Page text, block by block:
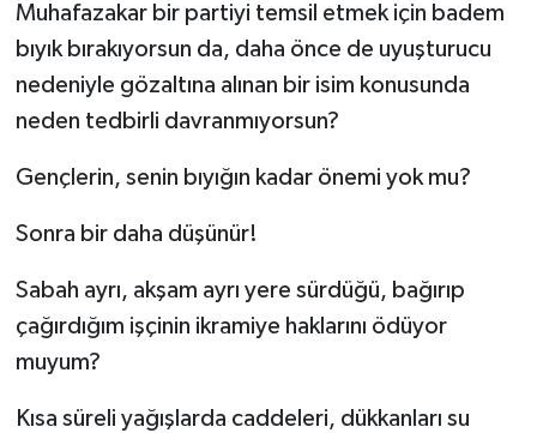
Muhafazakar bir partiyi temsil etmek için badem
bıyık bırakıyorsun da, daha önce de uyuşturucu
nedeniyle gözaltına alınan bir isim konusunda
neden tedbirli davranmıyorsun?
Gençlerin, senin bıyığın kadar önemi yok mu?
Sonra bir daha düşünür!
Sabah ayrı, akşam ayrı yere sürdüğü, bağırıp
çağırdığım işçinin ikramiye haklarını ödüyor
muyum?
Kısa süreli yağışlarda caddeleri, dükkanları su